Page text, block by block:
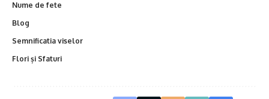
Nume de fete
Blog
Semnificatia viselor
Flori și Sfaturi